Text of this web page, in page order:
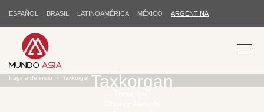
ESPAÑOL BRASIL LATINOAMÉRICA MÉXICO ARGENTINA
Taxkorgan
Página de inicio Taxkorgan